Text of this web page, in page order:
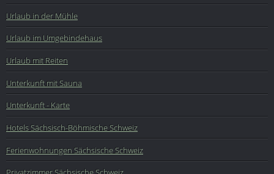
Urlaub in der Mühle
Urlaub im Umgebindehaus
Urlaub mit Reiten
Unterkunft mit Sauna
Unterkunft - Karte
Hotels Sächsisch-Böhmische Schweiz
Ferienwohnungen Sächsische Schweiz